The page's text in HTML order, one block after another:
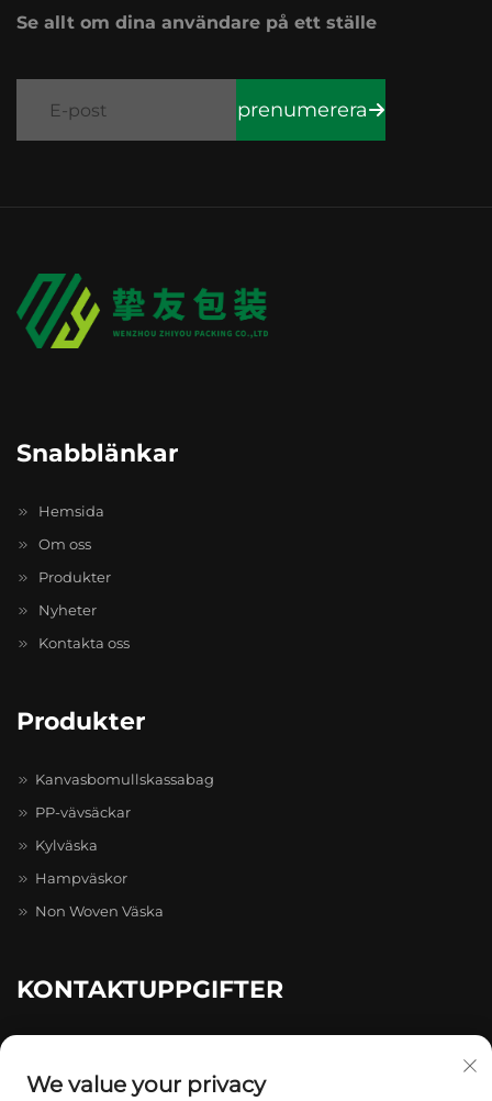
Se allt om dina användare på ett ställe
prenumerera
Snabblänkar
Hemsida
Om oss
Produkter
Nyheter
Kontakta oss
Produkter
Kanvasbomullskassabag
PP-vävsäckar
Kylväska
Hampväskor
Non Woven Väska
KONTAKTUPPGIFTER
Ave., Longgang
We value your privacy